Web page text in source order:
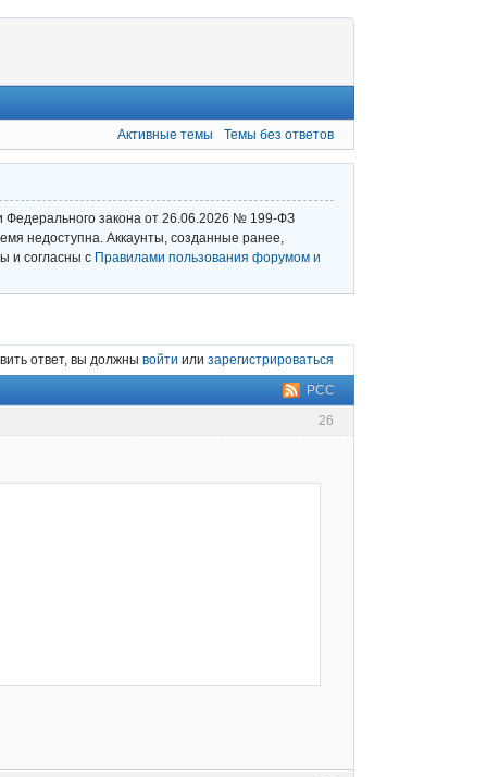
Активные темы Темы без ответов
Федерального закона от 26.06.2026 № 199‑ФЗ
недоступна. Аккаунты, созданные ранее,
и согласны с Правилами пользования форумом и
ответ, вы должны войти или зарегистрироваться
РСС
26